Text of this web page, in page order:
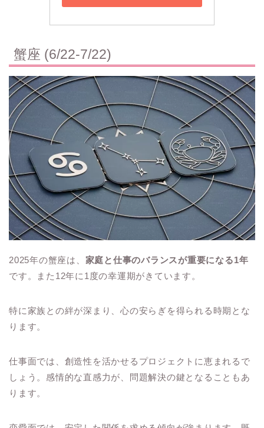
蟹座 (6/22-7/22)
2025年の蟹座は、 家庭と仕事のバランスが重要になる1年
です。また12年に1度の幸運期がきています。
特に家族との絆が深まり、心の安らぎを得られる時期とな
ります。
仕事面では、創造性を活かせるプロジェクトに恵まれるで
しょう。感情的な直感力が、問題解決の鍵となることもあ
ります。